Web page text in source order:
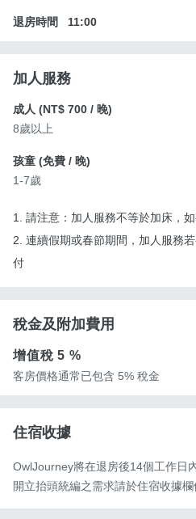
退房時間 11:00
加人服務
成人 (NT$ 700 / 晚)
8歲以上
孩童 (免費 / 晚)
1-7歲
1. 請注意：加人服務不等於加床，
2. 連續假期或春節期間，加人服務
付
稅金及附加費用
增值稅5 %
客房價格通常已包含 5% 稅金
住宿收據
OwlJourney將在退房後14個工作日
開立抬頭統編之需求請於住宿收據欄